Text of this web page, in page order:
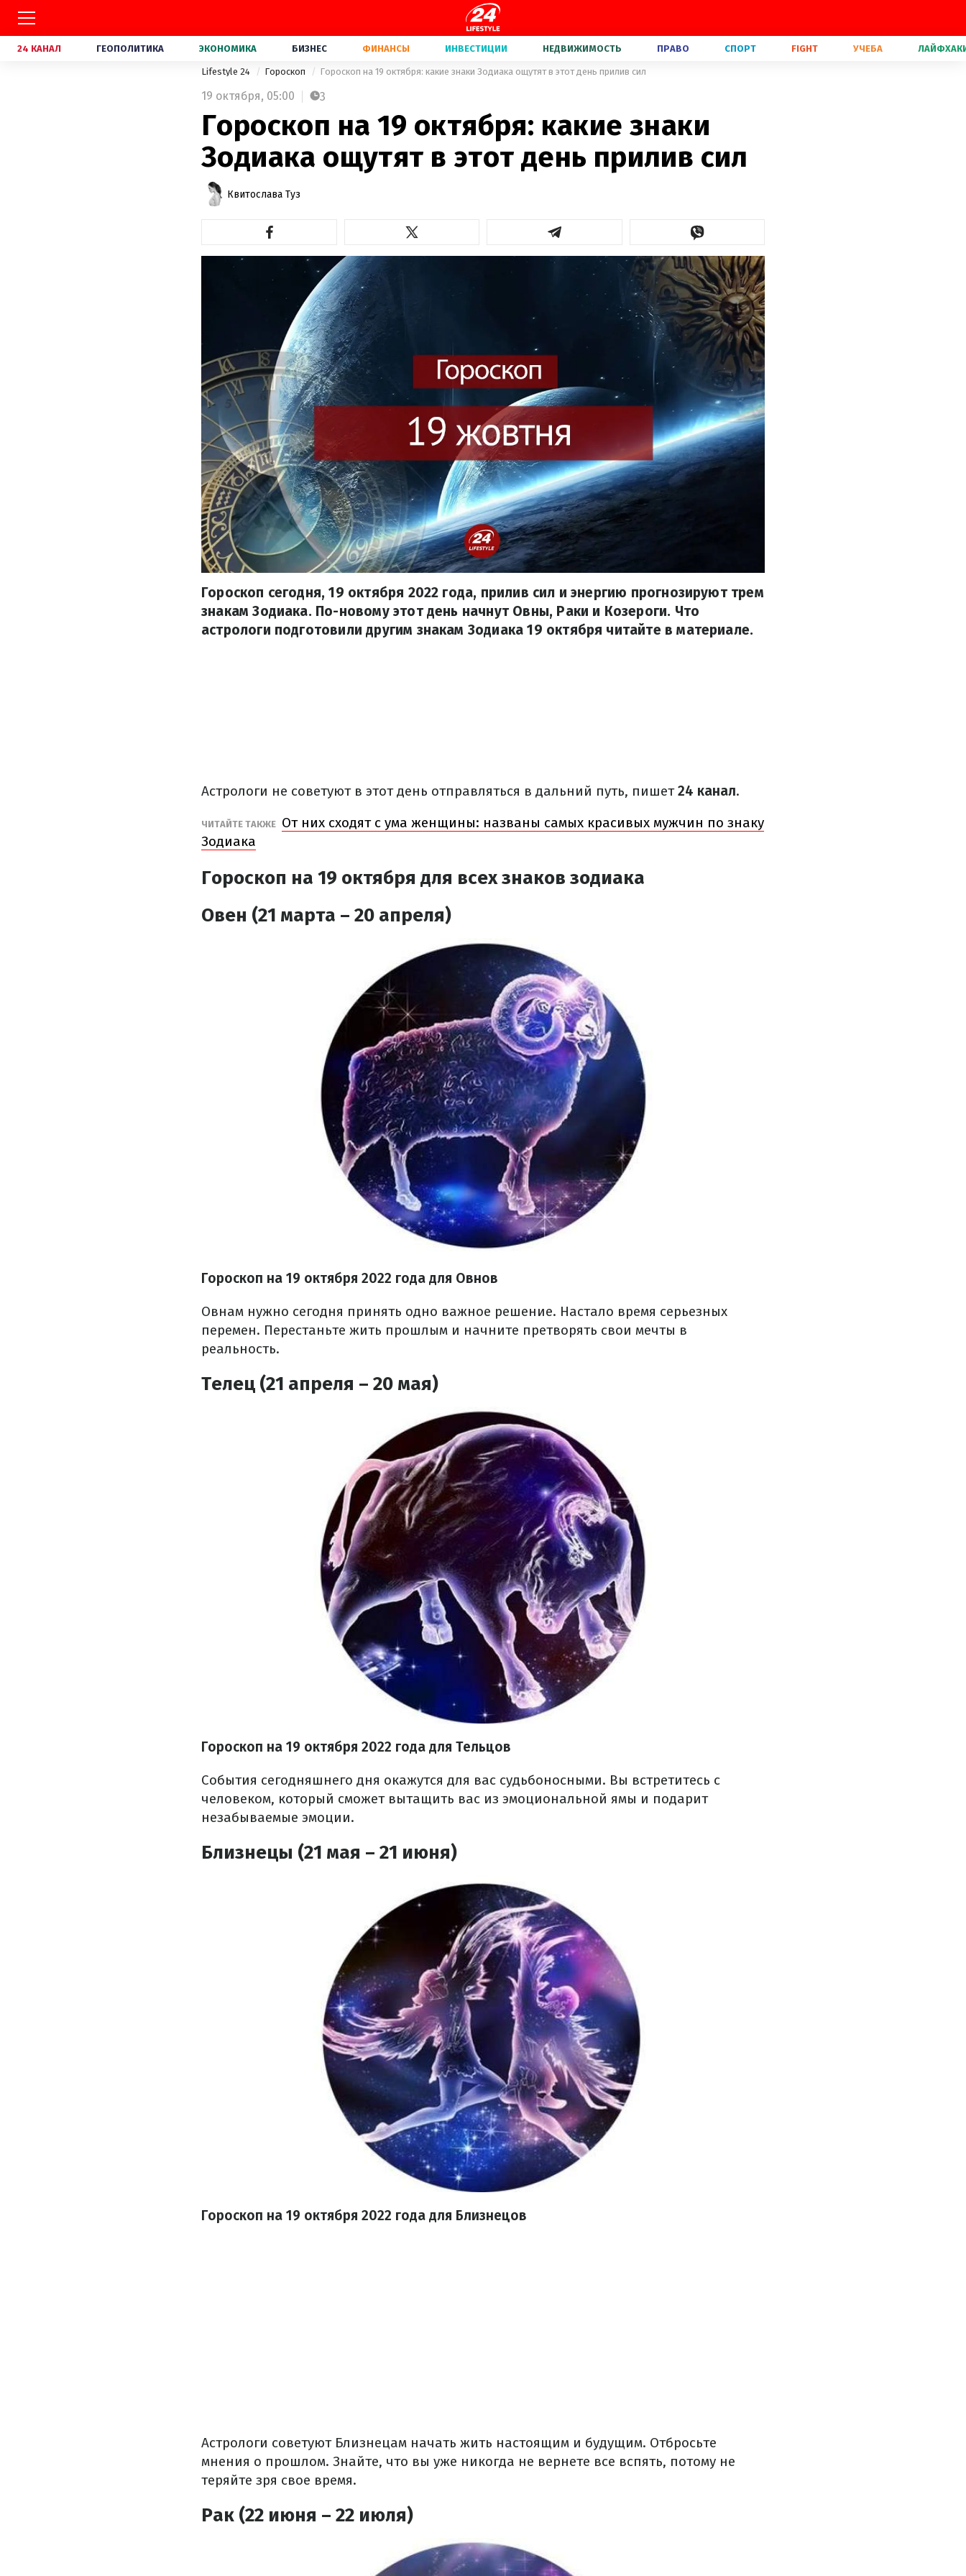
24 КАНАЛ ГЕОПОЛИТИКА ЭКОНОМИКА БИЗНЕС ФИНАНСЫ ИНВЕСТИЦИИ НЕДВИЖИМОСТЬ ПРАВО СПОРТ FIGHT УЧЕБА
Lifestyle 24 Гороскоп Гороскоп на 19 октября: какие знаки Зодиака ощутят в этот день прилив сил
19 октября, 05:00 3
Гороскоп на 19 октября: какие знаки
Зодиака ощутят в этот день прилив сил
Квитослава Туз
Гороскоп сегодня, 19 октября 2022 года, прилив сил и энергию прогнозируют трем
знакам Зодиака. По-новому этот день начнут Овны, Раки и Козероги. Что
астрологи подготовили другим знакам Зодиака 19 октября читайте в материале.
Астрологи не советуют в этот день отправляться в дальний путь, пишет24 канал.
ЧИТАЙТЕ ТАКЖЕ От них сходят с ума женщины: названы самых красивых мужчин по знаку
Зодиака
Гороскоп на 19 октября для всех знаков зодиака
Овен (21 марта – 20 апреля)
Гороскоп на 19 октября 2022 года для Овнов
Овнам нужно сегодня принять одно важное решение. Настало время серьезных
перемен. Перестаньте жить прошлым и начните претворять свои мечты в
реальность.
Телец (21 апреля – 20 мая)
Гороскоп на 19 октября 2022 года для Тельцов
События сегодняшнего дня окажутся для вас судьбоносными. Вы встретитесь с
человеком, который сможет вытащить вас из эмоциональной ямы и подарит
незабываемые эмоции.
Близнецы (21 мая – 21 июня)
Гороскоп на 19 октября 2022 года для Близнецов
Астрологи советуют Близнецам начать жить настоящим и будущим. Отбросьте
мнения о прошлом. Знайте, что вы уже никогда не вернете все вспять, потому не
теряйте зря свое время.
Рак (22 июня – 22 июля)